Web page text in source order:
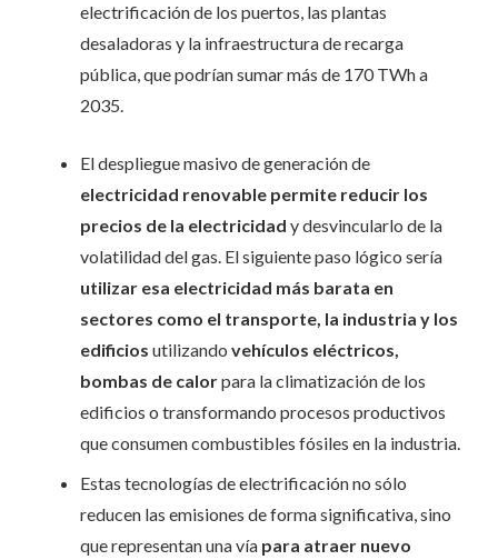
electrificación de los puertos, las plantas
desaladoras y la infraestructura de recarga
pública, que podrían sumar más de 170 TWh a
2035.
El despliegue masivo de generación de
electricidad renovable permite reducir los
precios de la electricidad y desvincularlo de la
volatilidad del gas. El siguiente paso lógico sería
utilizar esa electricidad más barata en
sectores como el transporte, la industria y los
edificios utilizando vehículos eléctricos,
bombas de calorpara la climatización de los
edificios o transformando procesos productivos
que consumen combustibles fósiles en la industria.
Estas tecnologías de electrificación no sólo
reducen las emisiones de forma significativa, sino
que representan una vía para atraer nuevo